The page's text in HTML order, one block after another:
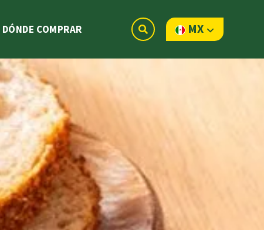
DÓNDE COMPRAR MX